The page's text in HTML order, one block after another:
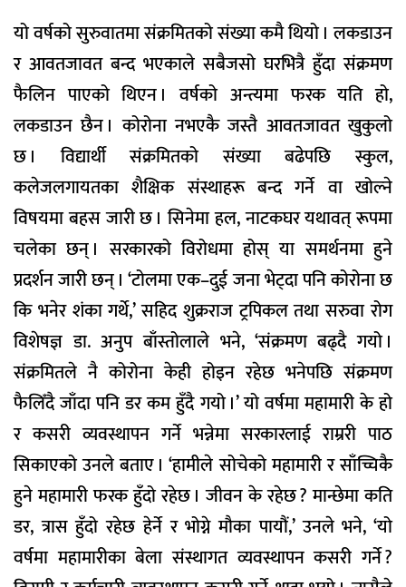
यो वर्षको सुरुवातमा संक्रमितको संख्या कमै थियो । लकडाउन
र आवतजावत बन्द भएकाले सबैजसो घरभित्रै हुँदा संक्रमण
फैलिन पाएको थिएन । वर्षको अन्त्यमा फरक यति हो,
लकडाउन छैन । कोरोना नभएकै जस्तै आवतजावत खुकुलो
छ । विद्यार्थी संक्रमितको संख्या बढेपछि स्कुल,
कलेजलगायतका शैक्षिक संस्थाहरू बन्द गर्ने वा खोल्ने
विषयमा बहस जारी छ । सिनेमा हल, नाटकघर यथावत् रूपमा
चलेका छन् । सरकारको विरोधमा होस् या समर्थनमा हुने
प्रदर्शन जारी छन् । ‘टोलमा एक–दुई जना भेट्दा पनि कोरोना छ
कि भनेर शंका गर्थे,’ सहिद शुक्रराज ट्रपिकल तथा सरुवा रोग
विशेषज्ञ डा. अनुप बाँस्तोलाले भने, ‘संक्रमण बढ्दै गयो ।
संक्रमितले नै कोरोना केही होइन रहेछ भनेपछि संक्रमण
फैलिँदै जाँदा पनि डर कम हुँदै गयो ।’ यो वर्षमा महामारी के हो
र कसरी व्यवस्थापन गर्ने भन्नेमा सरकारलाई राम्ररी पाठ
सिकाएको उनले बताए । ‘हामीले सोचेको महामारी र साँच्चिकै
हुने महामारी फरक हुँदो रहेछ । जीवन के रहेछ ? मान्छेमा कति
डर, त्रास हुँदो रहेछ हेर्ने र भोग्ने मौका पायौं,’ उनले भने, ‘यो
वर्षमा महामारीका बेला संस्थागत व्यवस्थापन कसरी गर्ने ?